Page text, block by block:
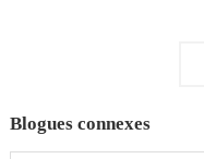
Blogues connexes